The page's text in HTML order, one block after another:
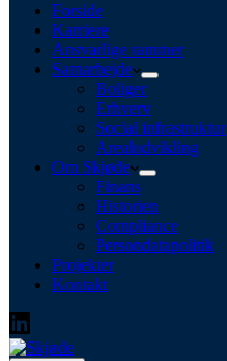
Forside
Karriere
Ansvarlige rammer
Samarbejde
Boliger
Erhverv
Social infrastruktur
Arealudvikling
Om Skjøde
Finans
Historien
Compliance
Persondatapolitik
Projekter
Kontakt